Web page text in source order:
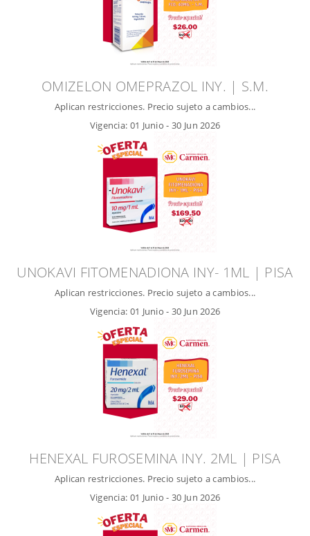
OMIZELON OMEPRAZOL INY. | S.M.
Aplican restricciones. Precio sujeto a cambios...
Vigencia: 01 Junio - 30 Jun 2026
UNOKAVI FITOMENADIONA INY- 1ML | PISA
Aplican restricciones. Precio sujeto a cambios...
Vigencia: 01 Junio - 30 Jun 2026
HENEXAL FUROSEMINA INY. 2ML | PISA
Aplican restricciones. Precio sujeto a cambios...
Vigencia: 01 Junio - 30 Jun 2026